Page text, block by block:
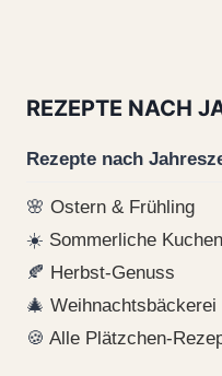
REZEPTE NACH
Rezepte nach
🌸 Ostern & Frühling
☀️ Sommerliche Kuchen
🍂 Herbst-Genuss
🎄 Weihnachtsbäckerei
🍪 Alle Plätzchen-